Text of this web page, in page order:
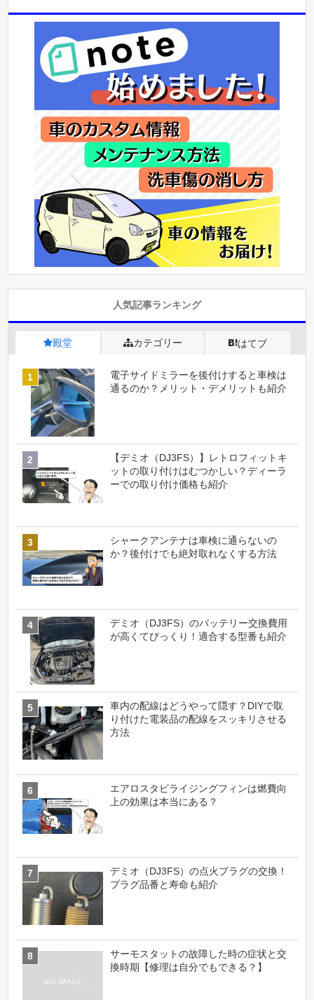
人気記事ランキング
殿堂 カテゴリー はてブ
電子サイドミラーを後付けすると車検は
通るのか？メリット・デメリットも紹介
【デミオ（DJ3FS）】レトロフィットキ
ットの取り付けはむつかしい？ディーラ
ーでの取り付け価格も紹介
シャークアンテナは車検に通らないの
か？後付けでも絶対取れなくする方法
デミオ（DJ3FS）のバッテリー交換費用
が高くてびっくり！適合する型番も紹介
車内の配線はどうやって隠す？DIYで取
り付けた電装品の配線をスッキリさせる
方法
エアロスタビライジングフィンは燃費向
上の効果は本当にある？
デミオ（DJ3FS）の点火プラグの交換！
プラグ品番と寿命も紹介
サーモスタットの故障した時の症状と交
換時期【修理は自分でもできる？】